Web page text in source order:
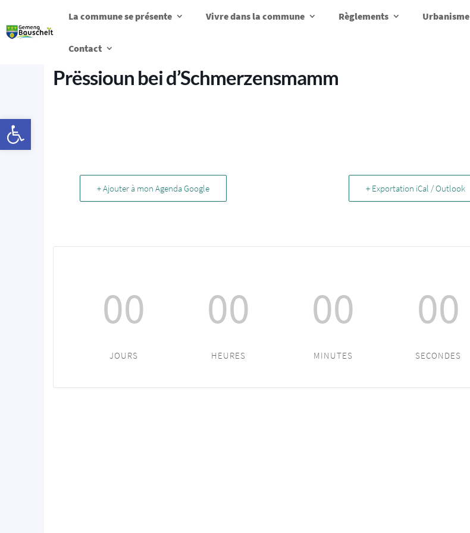
La commune se présente Vivre dans la commune Règlements Urbanisme
Contact
Prëssioun bei d’Schmerzensmamm
+ Ajouter à mon Agenda Google + Exportation iCal / Outlook
00
JOURS
00
HEURES
00
MINUTES
00
SECONDES
Ouvrir la barre d’outils